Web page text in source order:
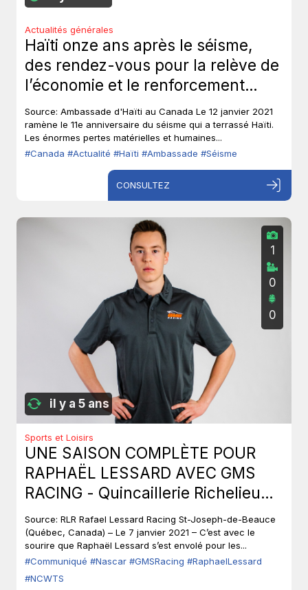
Actualités générales
Haïti onze ans après le séisme,
des rendez-vous pour la relève de
l’économie et le renforcement
institutionnel.
Source: Ambassade d'Haïti au Canada Le 12 janvier 2021
ramène le 11e anniversaire du séisme qui a terrassé Haïti.
Les énormes pertes matérielles et humaines...
#Canada #Actualité #Haïti #Ambassade #Séisme
CONSULTEZ
il y a 5 ans
1
0
0
Sports et Loisirs
UNE SAISON COMPLÈTE POUR
RAPHAËL LESSARD AVEC GMS
RACING - Quincaillerie Richelieu
renouvelle son partenariat
Source: RLR Rafael Lessard Racing St-Joseph-de-Beauce
(Québec, Canada) – Le 7 janvier 2021 – C’est avec le
sourire que Raphaël Lessard s’est envolé pour les...
#Communiqué #Nascar #GMSRacing #RaphaelLessard
#NCWTS